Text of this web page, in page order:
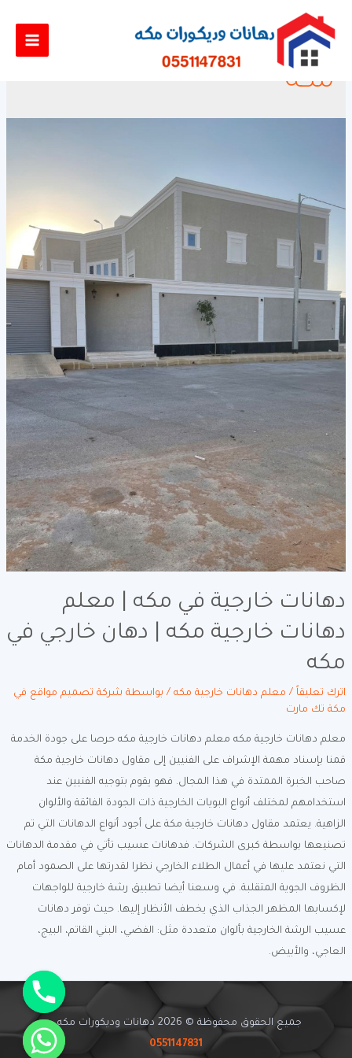
معلم دهانات خارجية في
مكة
دهانات خارجية في مكه | معلم
دهانات خارجية مكه | دهان خارجي في
مكه
اترك تعليقاً / معلم دهانات خارجية مكه/ بواسطة شركة تصميم مواقع في
مكة تك مارت
معلم دهانات خارجية مكه معلم دهانات خارجية مكه حرصا على جودة الخدمة
قمنا بإسناد مهمة الإشراف على الفنيين إلى مقاول دهانات خارجية مكة
صاحب الخبرة الممتدة في هذا المجال. فهو يقوم بتوجيه الفنيين عند
استخدامهم لمختلف أنواع البويات الخارجية ذات الجودة الفائقة والألوان
الزاهية. يعتمد مقاول دهانات خارجية مكة على أجود أنواع الدهانات التي تم
تصنيعها بواسطة كبرى الشركات. فدهانات عسيب تأتي في مقدمة الدهانات
التي نعتمد عليها في أعمال الطلاء الخارجي نظرا لقدرتها على الصمود أمام
الظروف الجوية المتقلبة. في وسعنا أيضا تطبيق رشة خارجية للواجهات
لإكسابها المظهر الجذاب الذي يخطف الأنظار إليها. حيث توفر دهانات
عسيب الرشة الخارجية بألوان متعددة مثل: الفضي، البني القاتم، البيج،
العاجي، والأبيض.
جميع الحقوق محفوظة © 2026 دهانات وديكورات مكه -
0551147831